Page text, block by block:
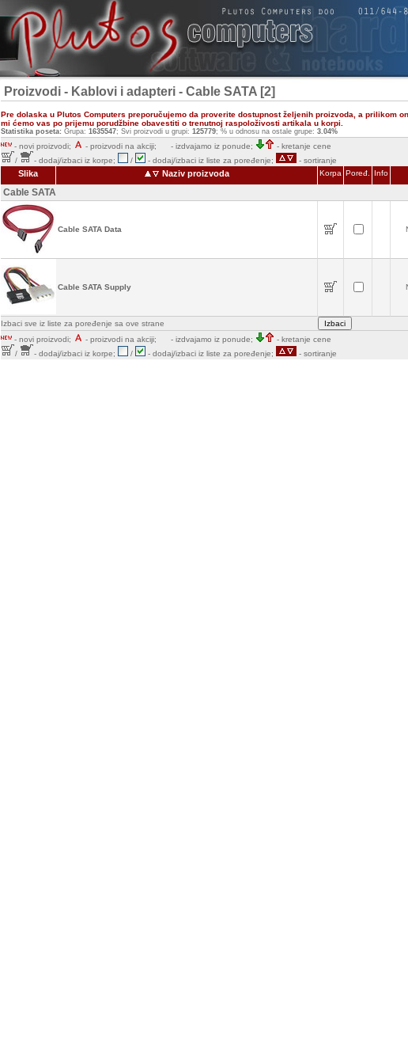
Proizvodi - Kablovi i adapteri - Cable SATA [2]
Pre dolaska u Plutos Computers preporučujemo da proverite dostupnost željenih proizvoda, a prilikom
mi ćemo vas po prijemu porudžbine obavestiti o trenutnoj raspoloživosti artikala u korpi.
Statistika poseta: Grupa: 1635547; Svi proizvodi u grupi: 125779; % u odnosu na ostale grupe: 3.04%
- novi proizvodi; - proizvodi na akciji; - izdvajamo iz ponude;
- kretanje cene
/
- dodaj/izbaci iz korpe; / - dodaj/izbaci iz liste za poređenje; - sortiranje
Slika Naziv proizvoda Korpa Poređ. Info
Cable SATA
Cable SATA Data
Cable SATA Supply
Izbaci sve iz liste za poređenje sa ove strane
- novi proizvodi; - proizvodi na akciji; - izdvajamo iz ponude;
- kretanje cene
/
- dodaj/izbaci iz korpe; / - dodaj/izbaci iz liste za poređenje; - sortiranje